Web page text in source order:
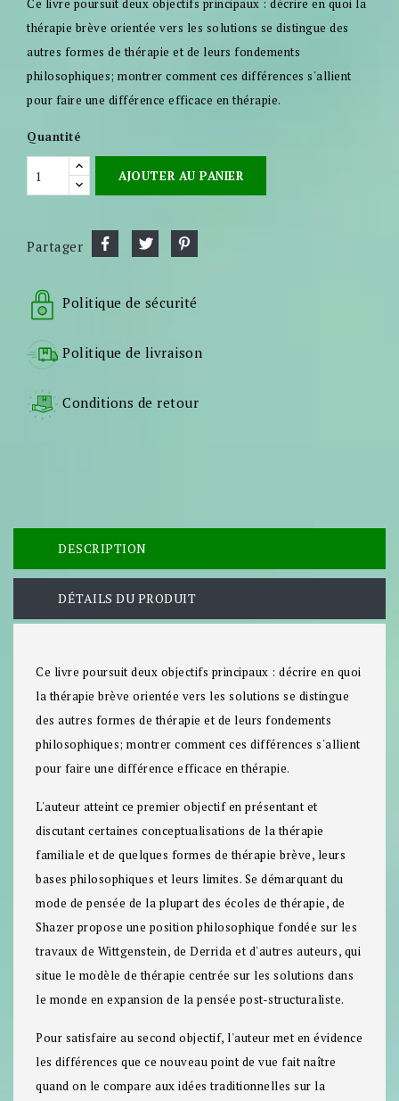
Ce livre poursuit deux objectifs principaux : décrire en quoi la
thérapie brève orientée vers les solutions se distingue des
autres formes de thérapie et de leurs fondements
philosophiques; montrer comment ces différences s'allient
pour faire une différence efficace en thérapie.
Quantité
AJOUTER AU PANIER
Partager
Politique de sécurité
Politique de livraison
Conditions de retour
DESCRIPTION
DÉTAILS DU PRODUIT
Ce livre poursuit deux objectifs principaux : décrire en quoi
la thérapie brève orientée vers les solutions se distingue
des autres formes de thérapie et de leurs fondements
philosophiques; montrer comment ces différences s'allient
pour faire une différence efficace en thérapie.
L'auteur atteint ce premier objectif en présentant et
discutant certaines conceptualisations de la thérapie
familiale et de quelques formes de thérapie brève, leurs
bases philosophiques et leurs limites. Se démarquant du
mode de pensée de la plupart des écoles de thérapie, de
Shazer propose une position philosophique fondée sur les
travaux de Wittgenstein, de Derrida et d'autres auteurs, qui
situe le modèle de thérapie centrée sur les solutions dans
le monde en expansion de la pensée post-structuraliste.
Pour satisfaire au second objectif, l'auteur met en évidence
les différences que ce nouveau point de vue fait naître
quand on le compare aux idées traditionnelles sur la